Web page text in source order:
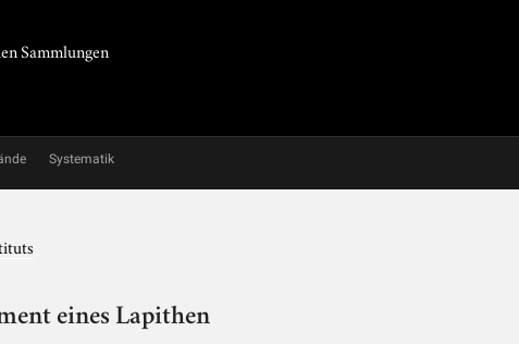
Sammlungen
Systematik
eines Lapithen